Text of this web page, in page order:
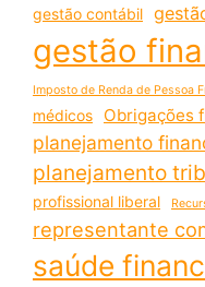
gestão contábil
gestão
Imposto de Renda de Pessoa
médicos
Obrigações
planejamento
planejamento
profissional liberal
representante
saúde